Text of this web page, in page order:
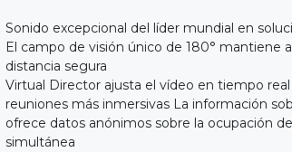
Sonido excepcional del líder mundial en
El campo de visión único de 180° mantiene
distancia segura
Virtual Director ajusta el vídeo en tiempo
reuniones más inmersivas La información
ofrece datos anónimos sobre la ocupación
simultánea